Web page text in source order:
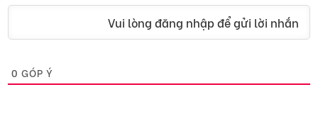
Vui lòng đăng nhập để gửi lời nhắn
0 GÓP Ý